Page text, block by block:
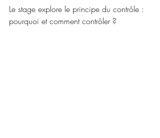
Le stage explore le principe du contrôle :
pourquoi et comment contrôler ?